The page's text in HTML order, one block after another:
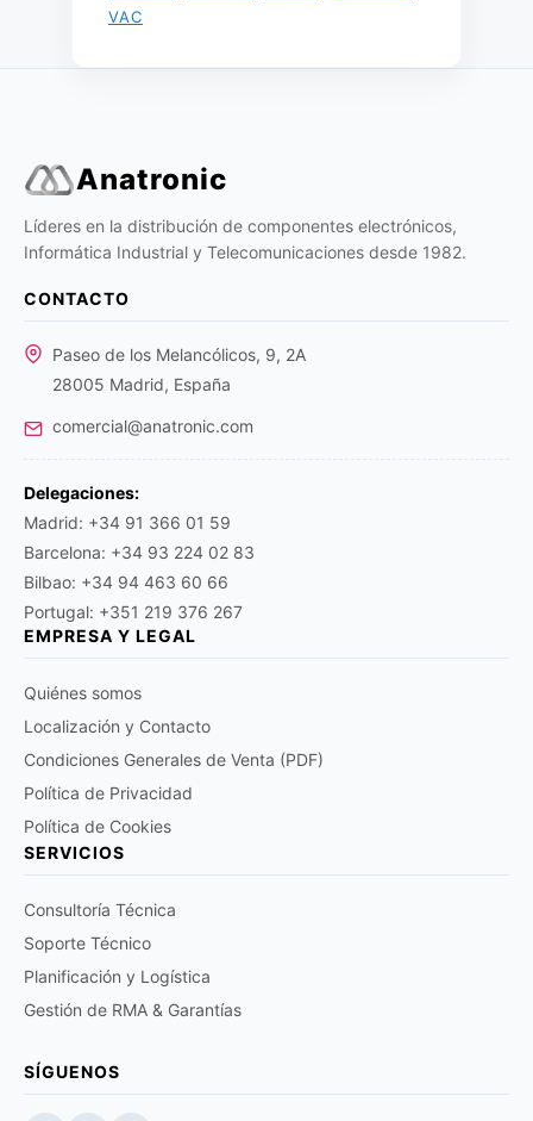
VAC
Anatronic
Líderes en la distribución de componentes electrónicos,
Informática Industrial y Telecomunicaciones desde 1982.
CONTACTO
Paseo de los Melancólicos, 9, 2A
28005 Madrid, España
comercial@anatronic.com
Delegaciones:
Madrid: +34 91 366 01 59
Barcelona: +34 93 224 02 83
Bilbao: +34 94 463 60 66
Portugal: +351 219 376 267
EMPRESA Y LEGAL
Quiénes somos
Localización y Contacto
Condiciones Generales de Venta (PDF)
Política de Privacidad
Política de Cookies
SERVICIOS
Consultoría Técnica
Soporte Técnico
Planificación y Logística
Gestión de RMA & Garantías
SÍGUENOS